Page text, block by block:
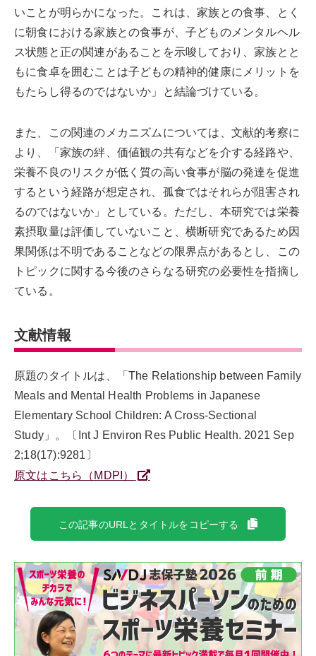
いことが明らかになった。これは、家族との食事、とく
に朝食における家族との食事が、子どものメンタルヘル
ス状態と正の関連があることを示唆しており、家族とと
もに食卓を囲むことは子どもの精神的健康にメリットを
もたらし得るのではないか」と結論づけている。
また、この関連のメカニズムについては、文献的考察に
より、「家族の絆、価値観の共有などを介する経路や、
栄養不良のリスクが低く質の高い食事が脳の発達を促進
するという経路が想定され、孤食ではそれらが阻害され
るのではないか」としている。ただし、本研究では栄養
素摂取量は評価していないこと、横断研究であるため因
果関係は不明であることなどの限界点があるとし、この
トピックに関する今後のさらなる研究の必要性を指摘し
ている。
文献情報
原題のタイトルは、「The Relationship between Family
Meals and Mental Health Problems in Japanese
Elementary School Children: A Cross-Sectional
Study」。〔Int J Environ Res Public Health. 2021 Sep
2;18(17):9281〕
原文はこちら（MDPI）
この記事のURLとタイトルをコピーする